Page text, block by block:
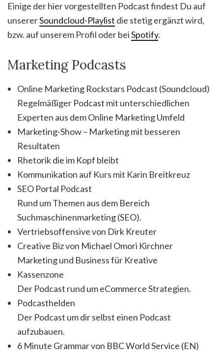
Einige der hier vorgestellten Podcast findest Du auf
unsererSoundcloud-Playlist die stetig ergänzt wird,
bzw. auf unserem Profil oder beiSpotify.
Marketing Podcasts
Online Marketing Rockstars Podcast (Soundcloud)
Regelmäßiger Podcast mit unterschiedlichen
Experten aus dem Online Marketing Umfeld
Marketing-Show – Marketing mit besseren
Resultaten
Rhetorik die im Kopf bleibt
Kommunikation auf Kurs mit Karin Breitkreuz
SEO Portal Podcast
Rund um Themen aus dem Bereich
Suchmaschinenmarketing (SEO).
Vertriebsoffensive von Dirk Kreuter
Creative Biz von Michael Omori Kirchner
Marketing und Business für Kreative
Kassenzone
Der Podcast rund um eCommerce Strategien.
Podcasthelden
Der Podcast um dir selbst einen Podcast
aufzubauen.
6 Minute Grammar von BBC World Service (EN)